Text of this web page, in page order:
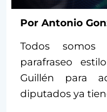
Por Antonio
Todos
parafraseo
Guillén para
diputados ya